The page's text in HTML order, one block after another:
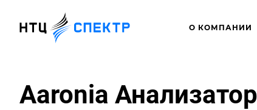
О КОМПАНИИ
Aaronia